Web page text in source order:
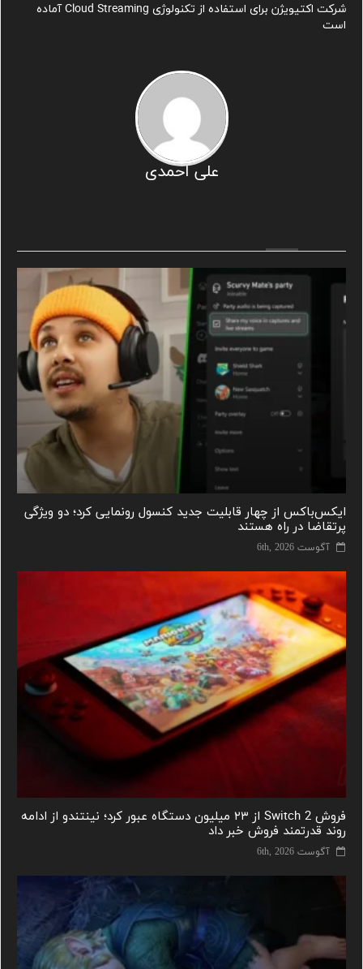
شرکت اکتیویژن برای استفاده از تکنولوژی Cloud Streaming آماده
است
علی احمدی
ایکس‌باکس از چهار قابلیت جدید کنسول رونمایی کرد؛ دو ویژگی
پرتقاضا در راه هستند
آگوست 6th, 2026
فروش Switch 2 از ۲۳ میلیون دستگاه عبور کرد؛ نینتندو از ادامه
روند قدرتمند فروش خبر داد
آگوست 6th, 2026